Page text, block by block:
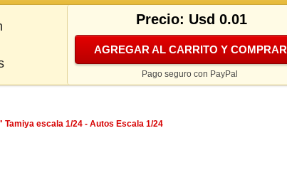
Precio: Usd 0.01
AGREGAR AL CARRITO Y COMPRAR
Pago seguro con PayPal
escala 1/24 - Autos Escala 1/24